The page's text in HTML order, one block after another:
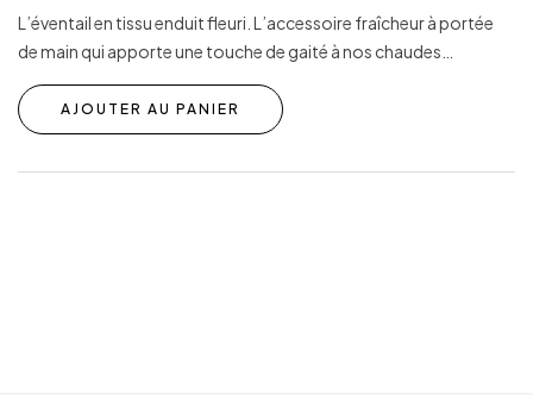
L’éventail en tissu enduit fleuri. L’accessoire fraîcheur à portée
de main qui apporte une touche de gaité à nos chaudes…
AJOUTER AU PANIER